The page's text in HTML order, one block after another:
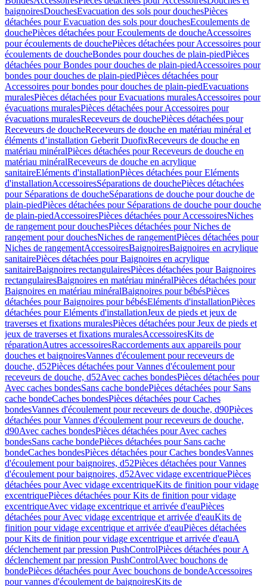
baignoiresDouchesEvacuation des sols pour douchesPièces
détachées pour Evacuation des sols pour douchesEcoulements de
douchePièces détachées pour Ecoulements de doucheAccessoires
pour écoulements de douchePièces détachées pour Accessoires pour
écoulements de doucheBondes pour douches de plain-piedPièces
détachées pour Bondes pour douches de plain-piedAccessoires pour
bondes pour douches de plain-piedPièces détachées pour
Accessoires pour bondes pour douches de plain-piedEvacuations
muralesPièces détachées pour Evacuations muralesAccessoires pour
évacuations muralesPièces détachées pour Accessoires pour
évacuations muralesReceveurs de douchePièces détachées pour
Receveurs de doucheReceveurs de douche en matériau minéral et
éléments d’installation Geberit DuofixReceveurs de douche en
matériau minéralPièces détachées pour Receveurs de douche en
matériau minéralReceveurs de douche en acrylique
sanitaireEléments d'installationPièces détachées pour Eléments
d'installationAccessoiresSéparations de douchePièces détachées
pour Séparations de doucheSéparations de douche pour douche de
plain-piedPièces détachées pour Séparations de douche pour douche
de plain-piedAccessoiresPièces détachées pour AccessoiresNiches
de rangement pour douchesPièces détachées pour Niches de
rangement pour douchesNiches de rangementPièces détachées pour
Niches de rangementAccessoiresBaignoiresBaignoires en acrylique
sanitairePièces détachées pour Baignoires en acrylique
sanitaireBaignoires rectangulairesPièces détachées pour Baignoires
rectangulairesBaignoires en matériau minéralPièces détachées pour
Baignoires en matériau minéralBaignoires pour bébésPièces
détachées pour Baignoires pour bébésEléments d'installationPièces
détachées pour Eléments d'installationJeux de pieds et jeux de
traverses et fixations muralesPièces détachées pour Jeux de pieds et
jeux de traverses et fixations muralesAccessoiresKits de
réparationAutres accessoiresRaccordements aux appareils pour
douches et baignoiresVannes d'écoulement pour receveurs de
douche, d52Pièces détachées pour Vannes d'écoulement pour
receveurs de douche, d52Avec caches bondesPièces détachées pour
Avec caches bondesSans cache bondePièces détachées pour Sans
cache bondeCaches bondesPièces détachées pour Caches
bondesVannes d'écoulement pour receveurs de douche, d90Pièces
détachées pour Vannes d'écoulement pour receveurs de douche,
d90Avec caches bondesPièces détachées pour Avec caches
bondesSans cache bondePièces détachées pour Sans cache
bondeCaches bondesPièces détachées pour Caches bondesVannes
d'écoulement pour baignoires, d52Pièces détachées pour Vannes
d'écoulement pour baignoires, d52Avec vidage excentriquePièces
détachées pour Avec vidage excentriqueKits de finition pour vidage
excentriquePièces détachées pour Kits de finition pour vidage
excentriqueAvec vidage excentrique et arrivée d'eauPièces
détachées pour Avec vidage excentrique et arrivée d'eauKits de
finition pour vidage excentrique et arrivée d'eauPièces détachées
pour Kits de finition pour vidage excentrique et arrivée d'eauA
déclenchement par pression PushControlPièces détachées pour A
déclenchement par pression PushControlAvec bouchons de
bondePièces détachées pour Avec bouchons de bondeAccessoires
pour vannes d'écoulement de baignoiresKits de